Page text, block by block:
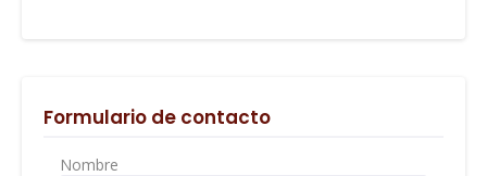
Formulario de contacto
Nombre